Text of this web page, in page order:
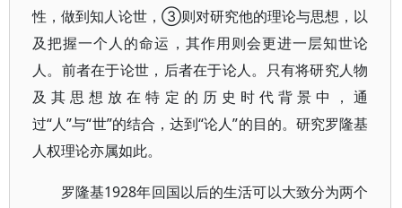
性，做到知人论世，③则对研究他的理论与思想，以
及把握一个人的命运，其作用则会更进一层知世论
人。前者在于论世，后者在于论人。只有将研究人物
及其思想放在特定的历史时代背景中，通
过“人”与“世”的结合，达到“论人”的目的。研究罗隆基
人权理论亦属如此。
罗隆基1928年回国以后的生活可以大致分为两个